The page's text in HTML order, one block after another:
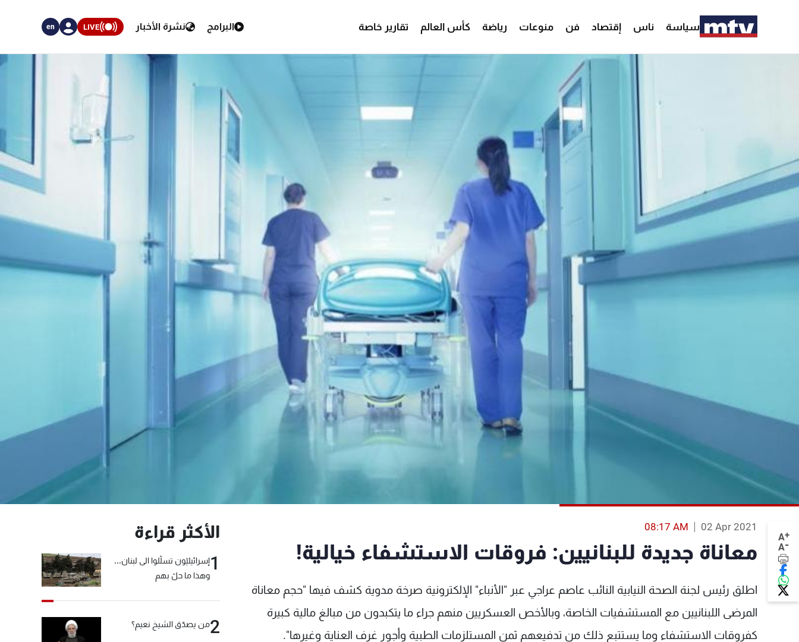
سياسة ناس إقتصاد فن منوعات رياضة كأس العالم تقارير خاصة البرامج نشرة الأخبار LIVE
en
A+
A-
02 Apr 2021
08:17 AM
معاناة جديدة للبنانيين: فروقات الاستشفاء خيالية!
اطلق رئيس لجنة الصحة النيابية النائب عاصم عراجي عبر "الأنباء" الإلكترونية صرخة مدوية كشف فيها "حجم معاناة
المرضى اللبنانيين مع المستشفيات الخاصة، وبالأخص العسكريين منهم جراء ما يتكبدون من مبالغ مالية كبيرة
كفروقات الاستشفاء وما يستتبع ذلك من تدفيعهم ثمن المستلزمات الطبية وأجور غرف العناية وغيرها".
الأكثر قراءة
1إسرائيليّون تسلّلوا الى لبنان...
وهذا ما حلّ بهم
2من يصدّق الشيخ نعيم؟